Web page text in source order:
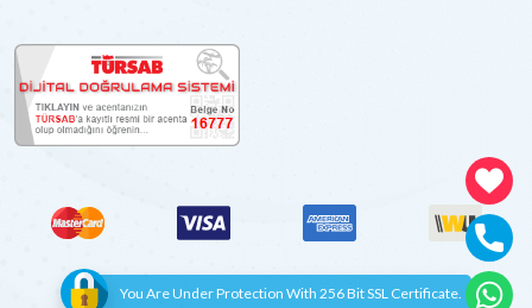
You Are Under Protection With 256 Bit SSL Certificate.